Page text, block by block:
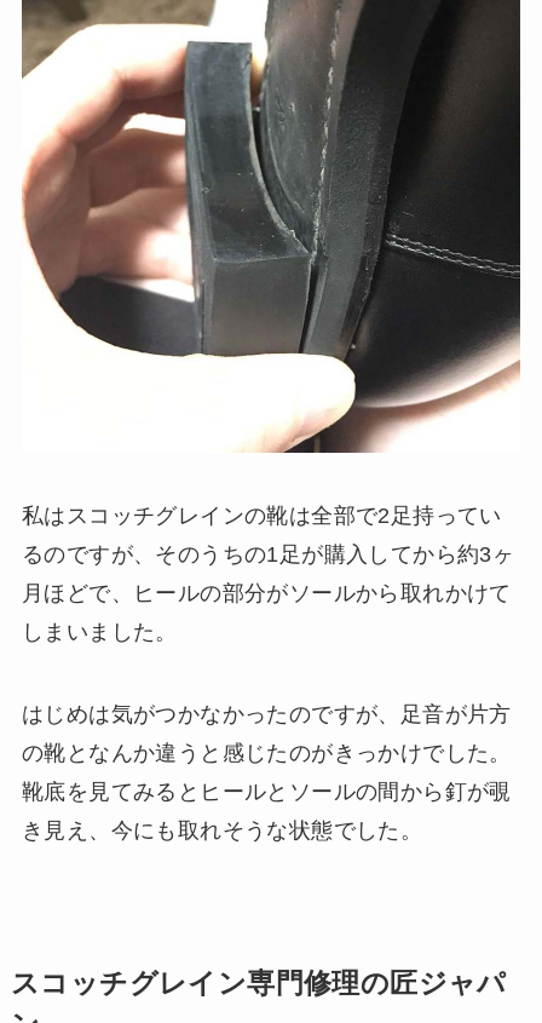
私はスコッチグレインの靴は全部で2足持ってい
るのですが、そのうちの1足が購入してから約3ヶ
月ほどで、ヒールの部分がソールから取れかけて
しまいました。
はじめは気がつかなかったのですが、足音が片方
の靴となんか違うと感じたのがきっかけでした。
靴底を見てみるとヒールとソールの間から釘が覗
き見え、今にも取れそうな状態でした。
スコッチグレイン専門修理の匠ジャパ